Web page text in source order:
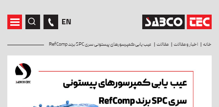
EN
خانه اخبار و مقالات مقالات عیب یابی کمپرسورهای پیستونی سری SPC برند RefComp